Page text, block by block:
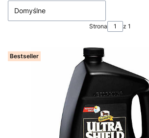
Domyślne
Strona z 1
Bestseller